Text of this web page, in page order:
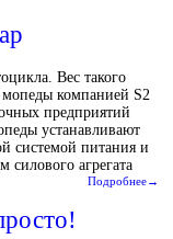
Вес такого
компанией S2
предприятий
устанавливают
системой питания и
агрегата
Подробнее→